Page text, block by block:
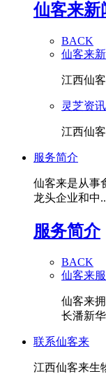
仙客来新
BACK
仙客来
江西仙
灵芝资讯
江西仙
服务简介
仙客来是从事
龙头企业和中
服务简介
BACK
仙客来
仙客来
长潘新
联系仙客来
江西仙客来生